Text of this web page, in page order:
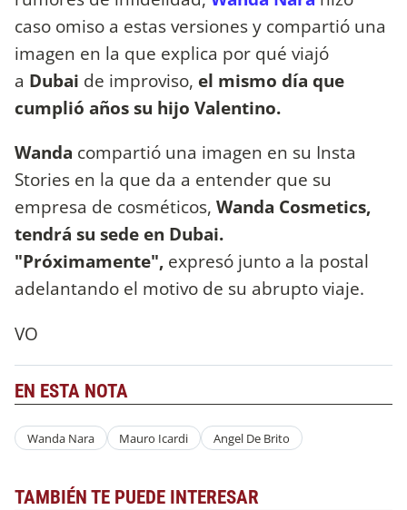
caso omiso a estas versiones y compartió una
imagen en la que explica por qué viajó
a Dubai de improviso, el mismo día que
cumplió años su hijo Valentino.
Wanda compartió una imagen en su Insta
Stories en la que da a entender que su
empresa de cosméticos, Wanda Cosmetics,
tendrá su sede en Dubai.
"Próximamente", expresó junto a la postal
adelantando el motivo de su abrupto viaje.
VO
EN ESTA NOTA
Wanda Nara Mauro Icardi Angel De Brito
TAMBIÉN TE PUEDE INTERESAR